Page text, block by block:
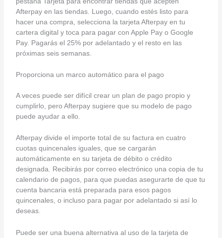
Afterpay en las tiendas. Luego, cuando estés listo para
hacer una compra, selecciona la tarjeta Afterpay en tu
cartera digital y toca para pagar con Apple Pay o Google
Pay. Pagarás el 25% por adelantado y el resto en las
próximas seis semanas.
Proporciona un marco automático para el pago
A veces puede ser difícil crear un plan de pago propio y
cumplirlo, pero Afterpay sugiere que su modelo de pago
puede ayudar a ello.
Afterpay divide el importe total de su factura en cuatro
cuotas quincenales iguales, que se cargarán
automáticamente en su tarjeta de débito o crédito
designada. Recibirás por correo electrónico una copia de tu
calendario de pagos, para que puedas asegurarte de que tu
cuenta bancaria está preparada para esos pagos
quincenales, o incluso para pagar por adelantado si así lo
deseas.
Puede ser una buena alternativa al uso de la tarjeta de